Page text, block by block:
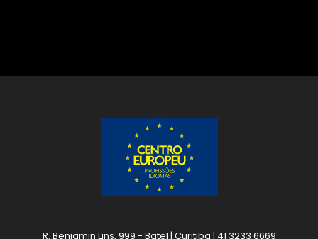
R. Benjamin Lins, 999 - Batel | Curitiba | 41 3233 6669